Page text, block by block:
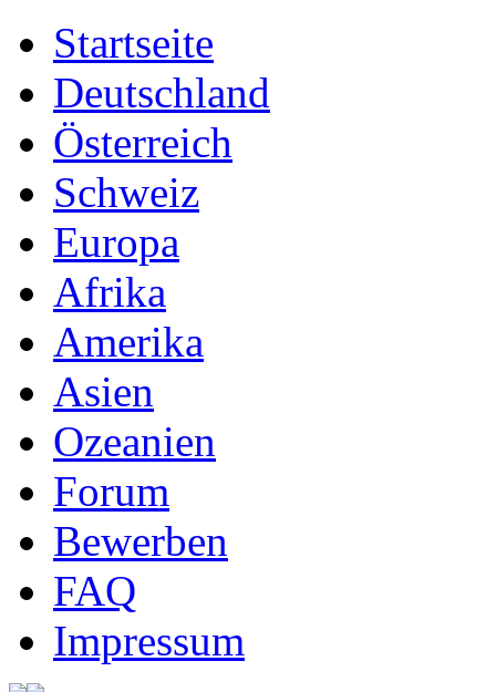
Startseite
Deutschland
Österreich
Schweiz
Europa
Afrika
Amerika
Asien
Ozeanien
Forum
Bewerben
FAQ
Impressum